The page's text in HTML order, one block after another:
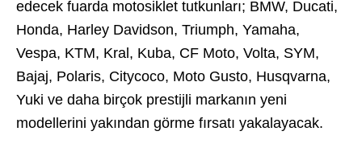
edecek fuarda motosiklet tutkunları; BMW, Ducati,
Honda, Harley Davidson, Triumph, Yamaha,
Vespa, KTM, Kral, Kuba, CF Moto, Volta, SYM,
Bajaj, Polaris, Citycoco, Moto Gusto, Husqvarna,
Yuki ve daha birçok prestijli markanın yeni
modellerini yakından görme fırsatı yakalayacak.